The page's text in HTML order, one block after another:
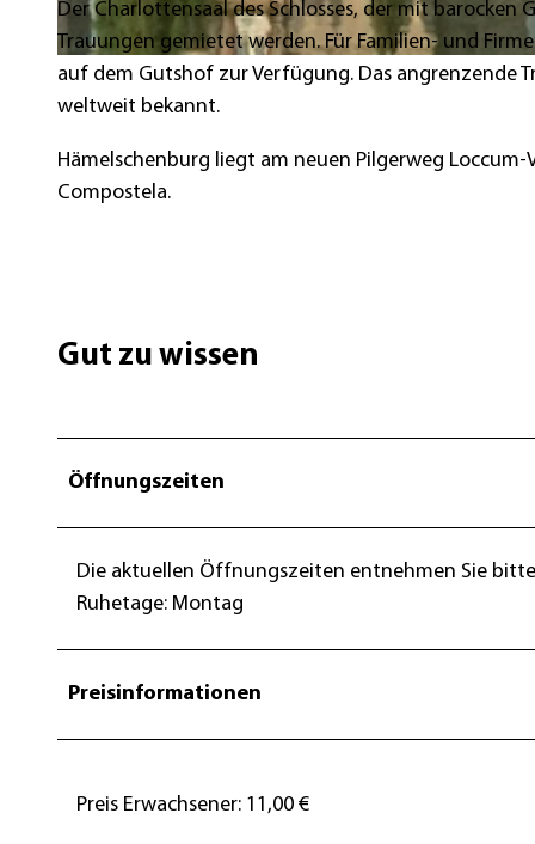
© Touristikzentrum Westliches Weserbergland, Familie von Klencke |
Der Charlottensaal des Schlosses, der mit
Trauungen gemietet werden. Für Familien- und
auf dem Gutshof zur Verfügung. Das angrenzende
weltweit bekannt.
Hämelschenburg liegt am neuen Pilgerweg
Compostela.
Gut zu wissen
Öffnungszeiten
Die aktuellen Öffnungszeiten entnehmen Sie
Ruhetage: Montag
Preisinformationen
Preis Erwachsener: 11,00 €